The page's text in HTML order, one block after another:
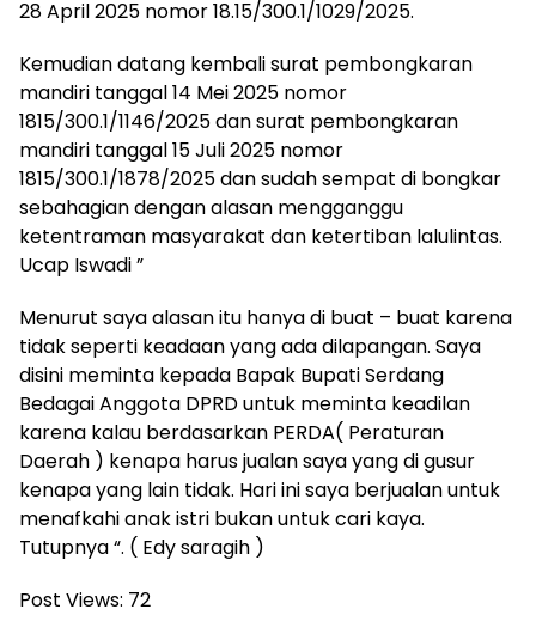
28 April 2025 nomor 18.15/300.1/1029/2025.
Kemudian datang kembali surat pembongkaran
mandiri tanggal 14 Mei 2025 nomor
1815/300.1/1146/2025 dan surat pembongkaran
mandiri tanggal 15 Juli 2025 nomor
1815/300.1/1878/2025 dan sudah sempat di bongkar
sebahagian dengan alasan mengganggu
ketentraman masyarakat dan ketertiban lalulintas.
Ucap Iswadi ”
Menurut saya alasan itu hanya di buat – buat karena
tidak seperti keadaan yang ada dilapangan. Saya
disini meminta kepada Bapak Bupati Serdang
Bedagai Anggota DPRD untuk meminta keadilan
karena kalau berdasarkan PERDA( Peraturan
Daerah ) kenapa harus jualan saya yang di gusur
kenapa yang lain tidak. Hari ini saya berjualan untuk
menafkahi anak istri bukan untuk cari kaya.
Tutupnya “. ( Edy saragih )
Post Views: 72